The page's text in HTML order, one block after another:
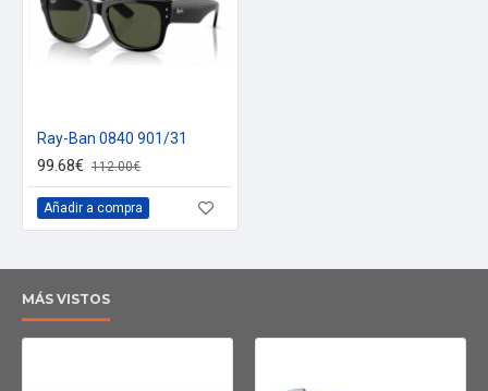
Ray-Ban 0840 901/31
99.68€ 112.00€
Añadir a compra
MÁS VISTOS